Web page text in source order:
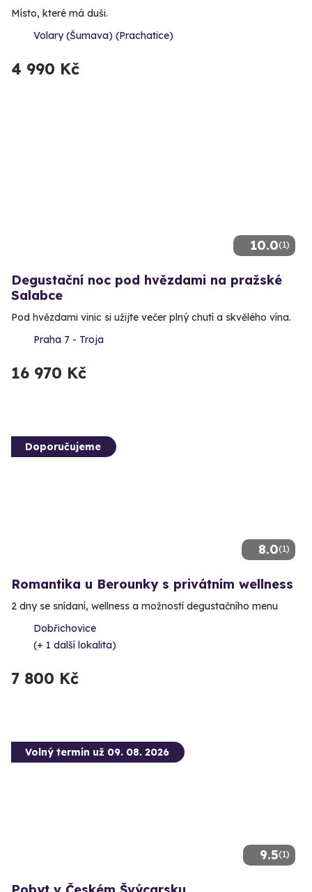
Místo, které má duši.
Volary (Šumava) (Prachatice)
4 990 Kč
10.0(1)
Degustační noc pod hvězdami na pražské
Salabce
Pod hvězdami vinic si užijte večer plný chutí a skvělého vína.
Praha 7 - Troja
16 970 Kč
8.0(1)
Doporučujeme
Romantika u Berounky s privátním wellness
2 dny se snídaní, wellness a možností degustačního menu
Dobřichovice
(+ 1 další lokalita)
7 800 Kč
9.5(1)
Volný termín už 09. 08. 2026